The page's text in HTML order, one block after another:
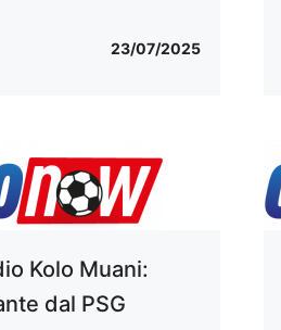
23/07/2025
Kolo Muani:
dal PSG